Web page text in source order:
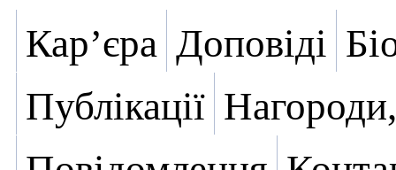
Кар’єра Доповіді
Публікації